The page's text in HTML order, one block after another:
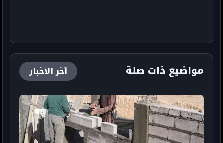
مواضيع ذات صلة آخر الأخبار